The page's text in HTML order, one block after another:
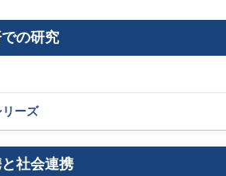
の研究
ーズ
社会連携